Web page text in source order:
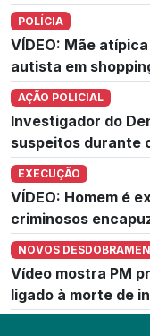
POLÍCIA
VÍDEO: Mãe
autista em
AÇÃO POLICIAL
Investigador do
suspeitos durante
EXECUÇÃO
VÍDEO: Homem é
criminosos
NOVOS
Vídeo mostra PM
ligado à morte de